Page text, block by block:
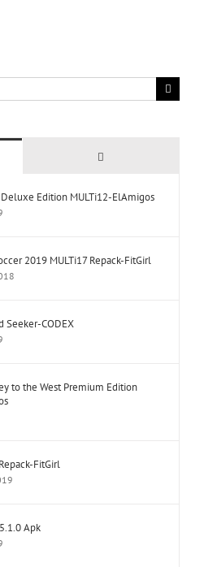
Comments
Edition MULTi12-ElAmigos
2019 MULTi17 Repack-FitGirl
Seeker-CODEX
to the West Premium Edition
FitGirl
Apk